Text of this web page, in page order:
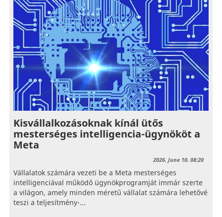
Kisvállalkozásoknak kínál ütős
mesterséges intelligencia-ügynököt a
Meta
2026. June 10. 08:20
Vállalatok számára vezeti be a Meta mesterséges
intelligenciával működő ügynökprogramját immár szerte
a világon, amely minden méretű vállalat számára lehetővé
teszi a teljesítmény-...